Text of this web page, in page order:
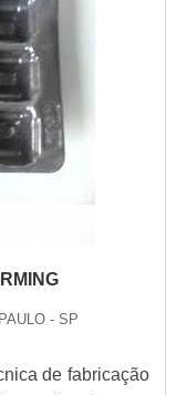
- SP
de fabricação